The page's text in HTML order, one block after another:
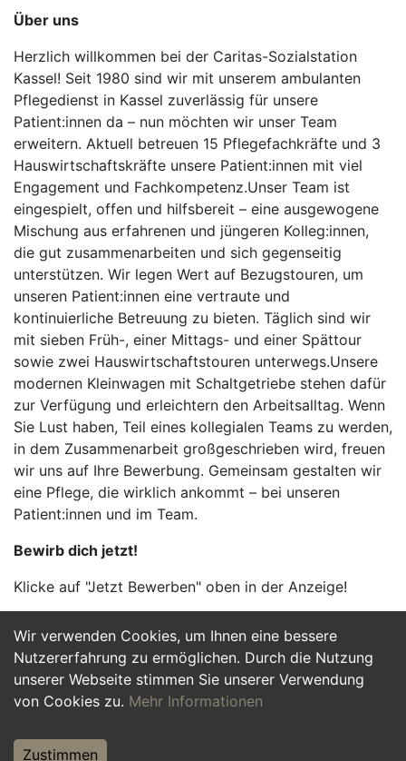
Wir verwenden Cookies, um Ihnen eine bessere
Nutzererfahrung zu ermöglichen. Durch die Nutzung
unserer Webseite stimmen Sie unserer Verwendung
von Cookies zu. Mehr Informationen
Zustimmen
Über uns
Herzlich willkommen bei der Caritas-Sozialstation
Kassel! Seit 1980 sind wir mit unserem ambulanten
Pflegedienst in Kassel zuverlässig für unsere
Patient:innen da – nun möchten wir unser Team
erweitern. Aktuell betreuen 15 Pflegefachkräfte und 3
Hauswirtschaftskräfte unsere Patient:innen mit viel
Engagement und Fachkompetenz.Unser Team ist
eingespielt, offen und hilfsbereit – eine ausgewogene
Mischung aus erfahrenen und jüngeren Kolleg:innen,
die gut zusammenarbeiten und sich gegenseitig
unterstützen. Wir legen Wert auf Bezugstouren, um
unseren Patient:innen eine vertraute und
kontinuierliche Betreuung zu bieten. Täglich sind wir
mit sieben Früh-, einer Mittags- und einer Spättour
sowie zwei Hauswirtschaftstouren unterwegs.Unsere
modernen Kleinwagen mit Schaltgetriebe stehen dafür
zur Verfügung und erleichtern den Arbeitsalltag. Wenn
Sie Lust haben, Teil eines kollegialen Teams zu werden,
in dem Zusammenarbeit großgeschrieben wird, freuen
wir uns auf Ihre Bewerbung. Gemeinsam gestalten wir
eine Pflege, die wirklich ankommt – bei unseren
Patient:innen und im Team.
Bewirb dich jetzt!
Klicke auf "Jetzt Bewerben" oben in der Anzeige!
Jetzt Bewerben